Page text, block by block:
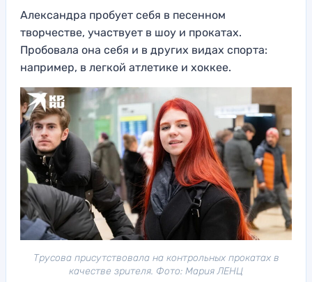
Александра пробует себя в песенном
творчестве, участвует в шоу и прокатах.
Пробовала она себя и в других видах спорта:
например, в легкой атлетике и хоккее.
Трусова присутствовала на контрольных прокатах в
качестве зрителя. Фото: Мария ЛЕНЦ